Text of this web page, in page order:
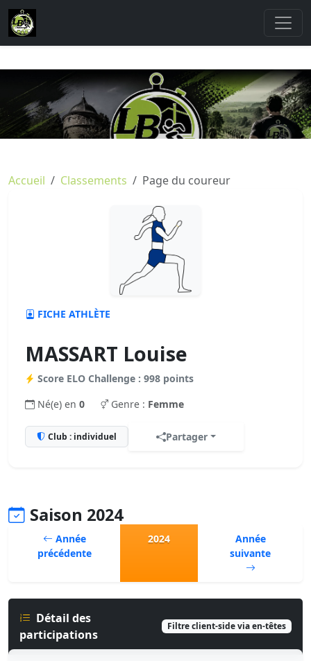
Accueil Classements Page du coureur
FICHE ATHLÈTE
MASSART Louise
Score ELO Challenge : 998 points
Né(e) en 0 Genre : Femme
Club : individuel Partager
Saison 2024
Année
précédente
2024
Année
suivante
Détail des
participations
Filtre client-side via en-têtes